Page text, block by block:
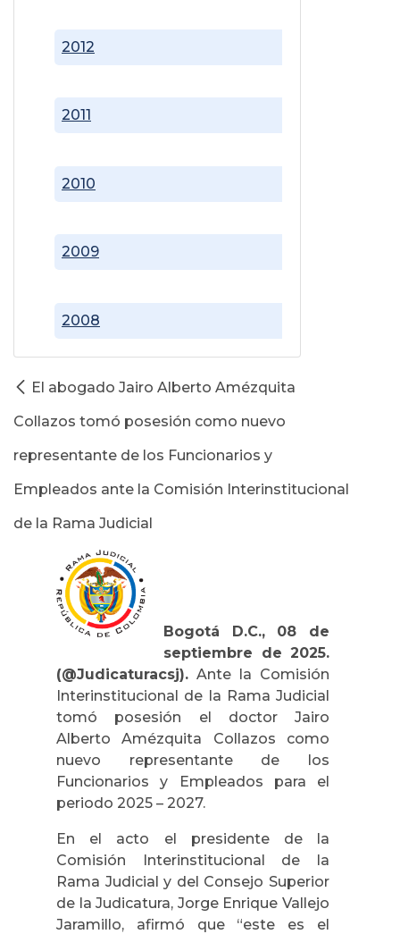
2008
2009
2010
2011
2012
El abogado Jairo Alberto Amézquita
Collazos tomó posesión como nuevo
representante de los Funcionarios y
Empleados ante la Comisión Interinstitucional
de la Rama Judicial
Bogotá D.C., 08 de
septiembre de 2025.
(@Judicaturacsj). Ante la Comisión
Interinstitucional de la Rama Judicial
tomó posesión el doctor Jairo
Alberto Amézquita Collazos como
nuevo representante de los
Funcionarios y Empleados para el
periodo 2025 – 2027.
En el acto el presidente de la
Comisión Interinstitucional de la
Rama Judicial y del Consejo Superior
de la Judicatura, Jorge Enrique Vallejo
Jaramillo, afirmó que “este es el